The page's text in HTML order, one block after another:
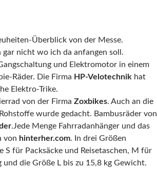
Überblick von der Messe.
nicht wo ich da anfangen soll.
und Elektromotor in einem
Räder. Die Firma HP-Velotechnik hat
Elektro-Trike.
von der Firma Zoxbikes. Auch an die
wurde gedacht. Bambusräder von
.Jede Menge Fahrradanhänger und das
von hinterher.com. In drei Größen
S für Packsäcke und Reisetaschen, M für
und die Größe L bis zu 15,8 kg Gewicht.